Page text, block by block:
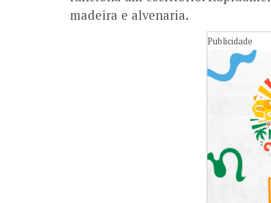
madeira e alvenaria.
Publicidade